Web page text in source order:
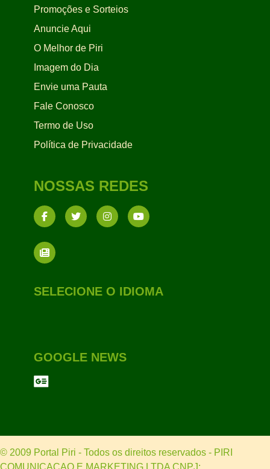
Promoções e Sorteios
Anuncie Aqui
O Melhor de Piri
Imagem do Dia
Envie uma Pauta
Fale Conosco
Termo de Uso
Política de Privacidade
NOSSAS REDES
SELECIONE O IDIOMA
GOOGLE NEWS
© 2009 Portal Piri - Todos os direitos reservados - PIRI
COMUNICACAO E MARKETING LTDA CNPJ: